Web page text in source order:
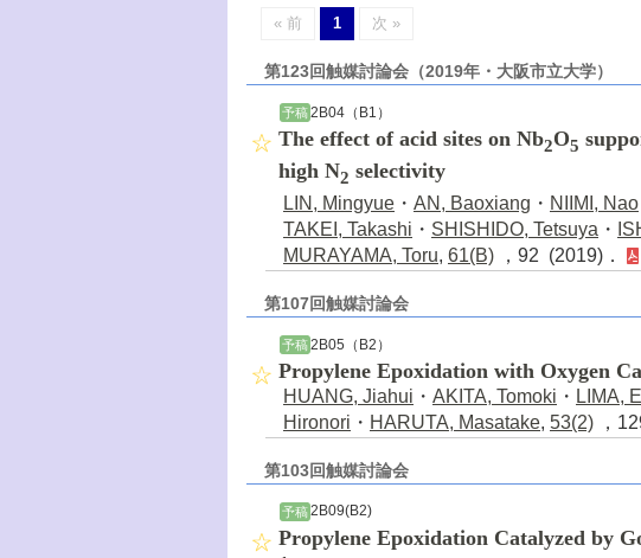
« 前 1 次 »
第123回触媒討論会（2019年・大阪市立大学）
予稿 2B04（B1）
The effect of acid sites on Nb2O5
high N2 selectivity
LIN, Mingyue ・ AN, Baoxiang ・ NIIMI, Nao
TAKEI, Takashi ・ SHISHIDO, Tetsuya ・
MURAYAMA, Toru, 61(B) ，92 (2019)．
第107回触媒討論会
予稿 2B05（B2）
Propylene Epoxidation with Oxygen
HUANG, Jiahui ・ AKITA, Tomoki ・ LIMA,
Hironori ・ HARUTA, Masatake, 53(2) ，
第103回触媒討論会
予稿 2B09(B2)
Propylene Epoxidation Catalyzed by